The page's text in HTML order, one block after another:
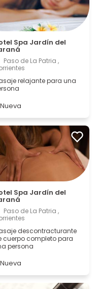
Spa Jardín del
Paso de La Patria ,
relajante para una
Nueva
Spa Jardín del
Paso de La Patria ,
descontracturante
cuerpo completo para
persona
Nueva